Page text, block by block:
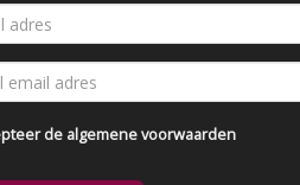
de algemene voorwaarden